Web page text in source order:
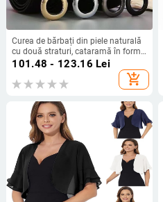
Curea de bărbați din piele naturală
cu două straturi, cataramă în formă
de 8, închidere netedă, lățime 2–4
cm, stil business-elegant, versatil
101.48 - 123.16 Lei
add_shopping_cart